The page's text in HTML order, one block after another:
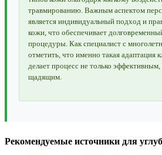
травмированию. Важным аспектом
является индивидуальный подход и
кожи, что обеспечивает
процедуры. Как специалист с
отметить, что именно такая адаптация
делает процесс не только
щадящим.
Рекомендуемые источники для